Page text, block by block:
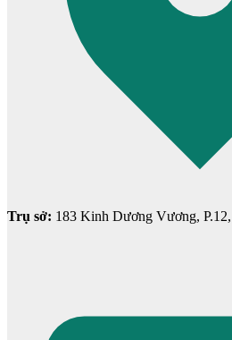
Trụ sở: 183 Kinh Dương Vương,